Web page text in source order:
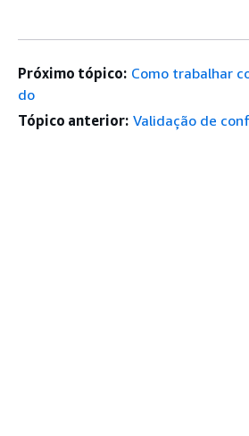
Próximo tópico: Como trabalhar
do
Tópico anterior: Validação de